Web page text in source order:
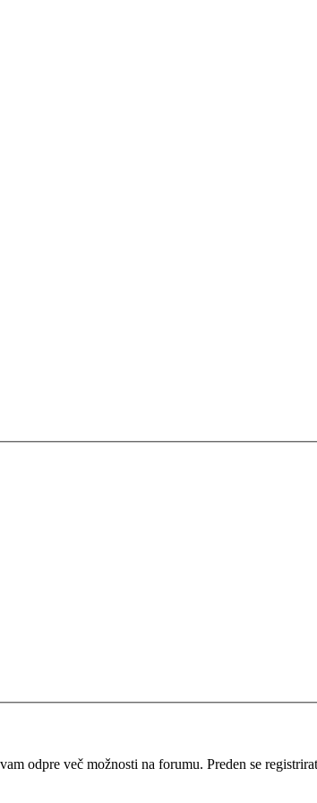
odpre več možnosti na forumu. Preden se